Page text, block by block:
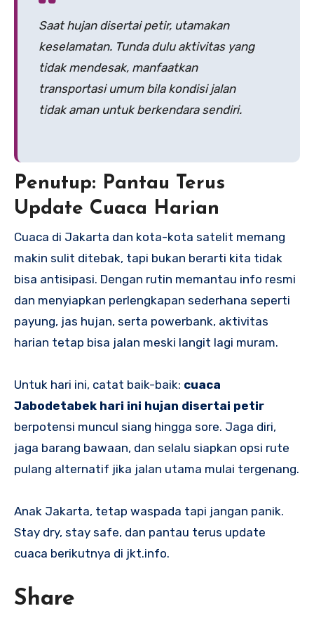
Saat hujan disertai petir, utamakan
keselamatan. Tunda dulu aktivitas yang
tidak mendesak, manfaatkan
transportasi umum bila kondisi jalan
tidak aman untuk berkendara sendiri.
Penutup: Pantau Terus
Update Cuaca Harian
Cuaca di Jakarta dan kota-kota satelit memang
makin sulit ditebak, tapi bukan berarti kita tidak
bisa antisipasi. Dengan rutin memantau info resmi
dan menyiapkan perlengkapan sederhana seperti
payung, jas hujan, serta powerbank, aktivitas
harian tetap bisa jalan meski langit lagi muram.
Untuk hari ini, catat baik-baik: cuaca
Jabodetabek hari ini hujan disertai petir
berpotensi muncul siang hingga sore. Jaga diri,
jaga barang bawaan, dan selalu siapkan opsi rute
pulang alternatif jika jalan utama mulai tergenang.
Anak Jakarta, tetap waspada tapi jangan panik.
Stay dry, stay safe, dan pantau terus update
cuaca berikutnya di jkt.info.
Share